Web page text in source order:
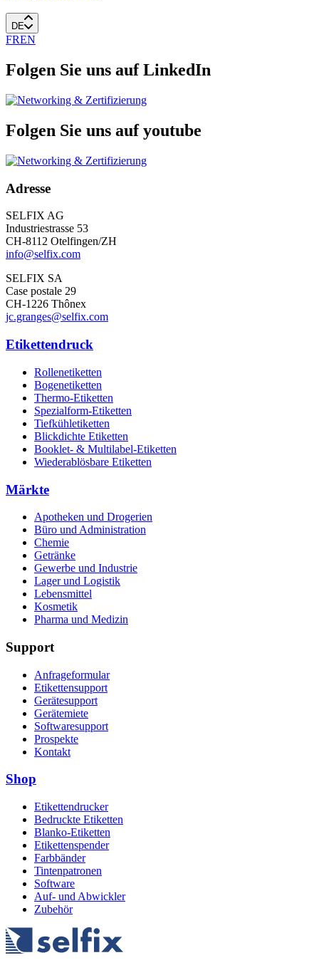
DE
FREN
Folgen Sie uns auf LinkedIn
Folgen Sie uns auf youtube
Adresse
SELFIX AG
Industriestrasse 53
CH-8112 Otelfingen/ZH
info@selfix.com
SELFIX SA
Case postale 29
CH-1226 Thônex
jc.granges@selfix.com
Etikettendruck
Rollenetiketten
Bogenetiketten
Thermo-Etiketten
Spezialform-Etiketten
Tiefkühletiketten
Blickdichte Etiketten
Booklet- & Multilabel-Etiketten
Wiederablösbare Etiketten
Märkte
Apotheken und Drogerien
Büro und Administration
Chemie
Getränke
Gewerbe und Industrie
Lager und Logistik
Lebensmittel
Kosmetik
Pharma und Medizin
Support
Anfrageformular
Etikettensupport
Gerätesupport
Gerätemiete
Softwaresupport
Prospekte
Kontakt
Shop
Etikettendrucker
Bedruckte Etiketten
Blanko-Etiketten
Etikettenspender
Farbbänder
Tintenpatronen
Software
Auf- und Abwickler
Zubehör